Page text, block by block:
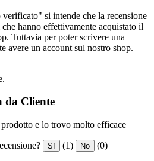
si intende che la recensione
hanno effettivamente acquistato il
Tuttavia per poter scrivere una
avere un account sul nostro shop.
da Cliente
e lo trovo molto efficace
Sì (1) No (0)